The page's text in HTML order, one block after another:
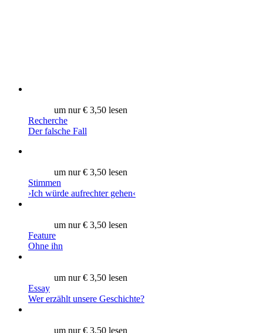
um nur € 3,50 lesen
Recherche
Der falsche Fall
um nur € 3,50 lesen
Stimmen
›Ich würde aufrechter gehen‹
um nur € 3,50 lesen
Feature
Ohne ihn
um nur € 3,50 lesen
Essay
Wer erzählt unsere Geschichte?
um nur € 3,50 lesen